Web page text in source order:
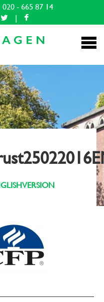
020 - 665 87 14
|